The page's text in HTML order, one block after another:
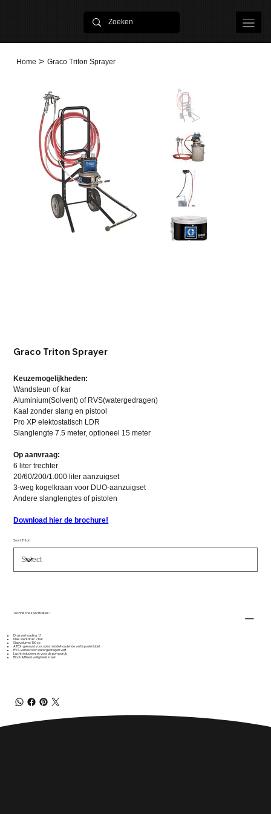
Home > Graco Triton Sprayer
Graco Triton Sprayer
Keuzemogelijkheden:
Wandsteun of kar
Aluminium(Solvent) of RVS(watergedragen)
Kaal zonder slang en pistool
Pro XP elektostatisch LDR
Slanglengte 7.5 meter, optioneel 15 meter
Op aanvraag:
6 liter trechter
20/60/200/1.000 liter aanzuigset
3-weg kogelkraan voor DUO-aanzuigset
Andere slanglengtes of pistolen
Download hier de brochure!
Soort Triton
Technische specificaties:
Drukverhouding: 1:1
Max. werkdruk: 7 bar
Slagvolume: 160 cc
ATEX-gekeurd voor oplosmiddelhoudende verf/spoelmiddel
RVS-versie voor watergedragen verf
Luchtreduceerset voor de pompdruk
Block & Bleed veiligheidskraan